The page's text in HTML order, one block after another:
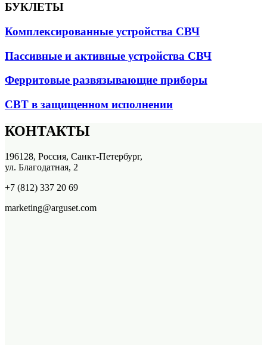
БУКЛЕТЫ
Комплексированные устройства СВЧ
Пассивные и активные устройства СВЧ
Ферритовые развязывающие приборы
СВТ в защищенном исполнении
КОНТАКТЫ
196128, Россия, Санкт-Петербург,
ул. Благодатная, 2
+7 (812) 337 20 69
marketing@arguset.com